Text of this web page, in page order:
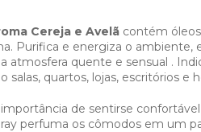
Cereja e Avelã contém
Purifica e energiza o ambiente,
atmosfera quente e sensual .
quartos, lojas, escritórios e
de sentirse
perfuma os cômodos em um